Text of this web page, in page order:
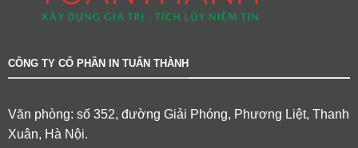
CÔNG TY CỔ PHẦN IN TUẤN THÀNH
Văn phòng: số 352, đường Giải Phóng, Phương Liệt, Thanh
Xuân, Hà Nội.